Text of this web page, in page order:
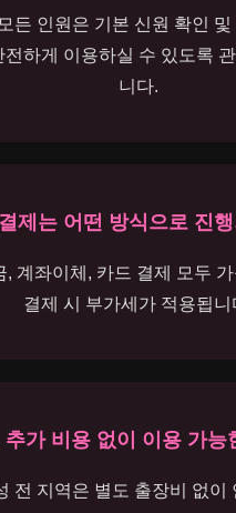
든 인원은 기본 신원 확인
전하게 이용하실 수 있도록
니다.
제는 어떤 방식으로 진
, 계좌이체, 카드 결제 모두
결제 시 부가세가 적용됩니
추가 비용 없이 이용 가능
전 지역은 별도 출장비 없이